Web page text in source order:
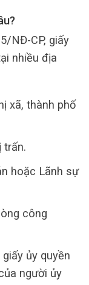
NĐ-CP, giấy
nhiều địa
xã, thành phố
trấn.
hoặc Lãnh sự
công
ủy quyền
người ủy